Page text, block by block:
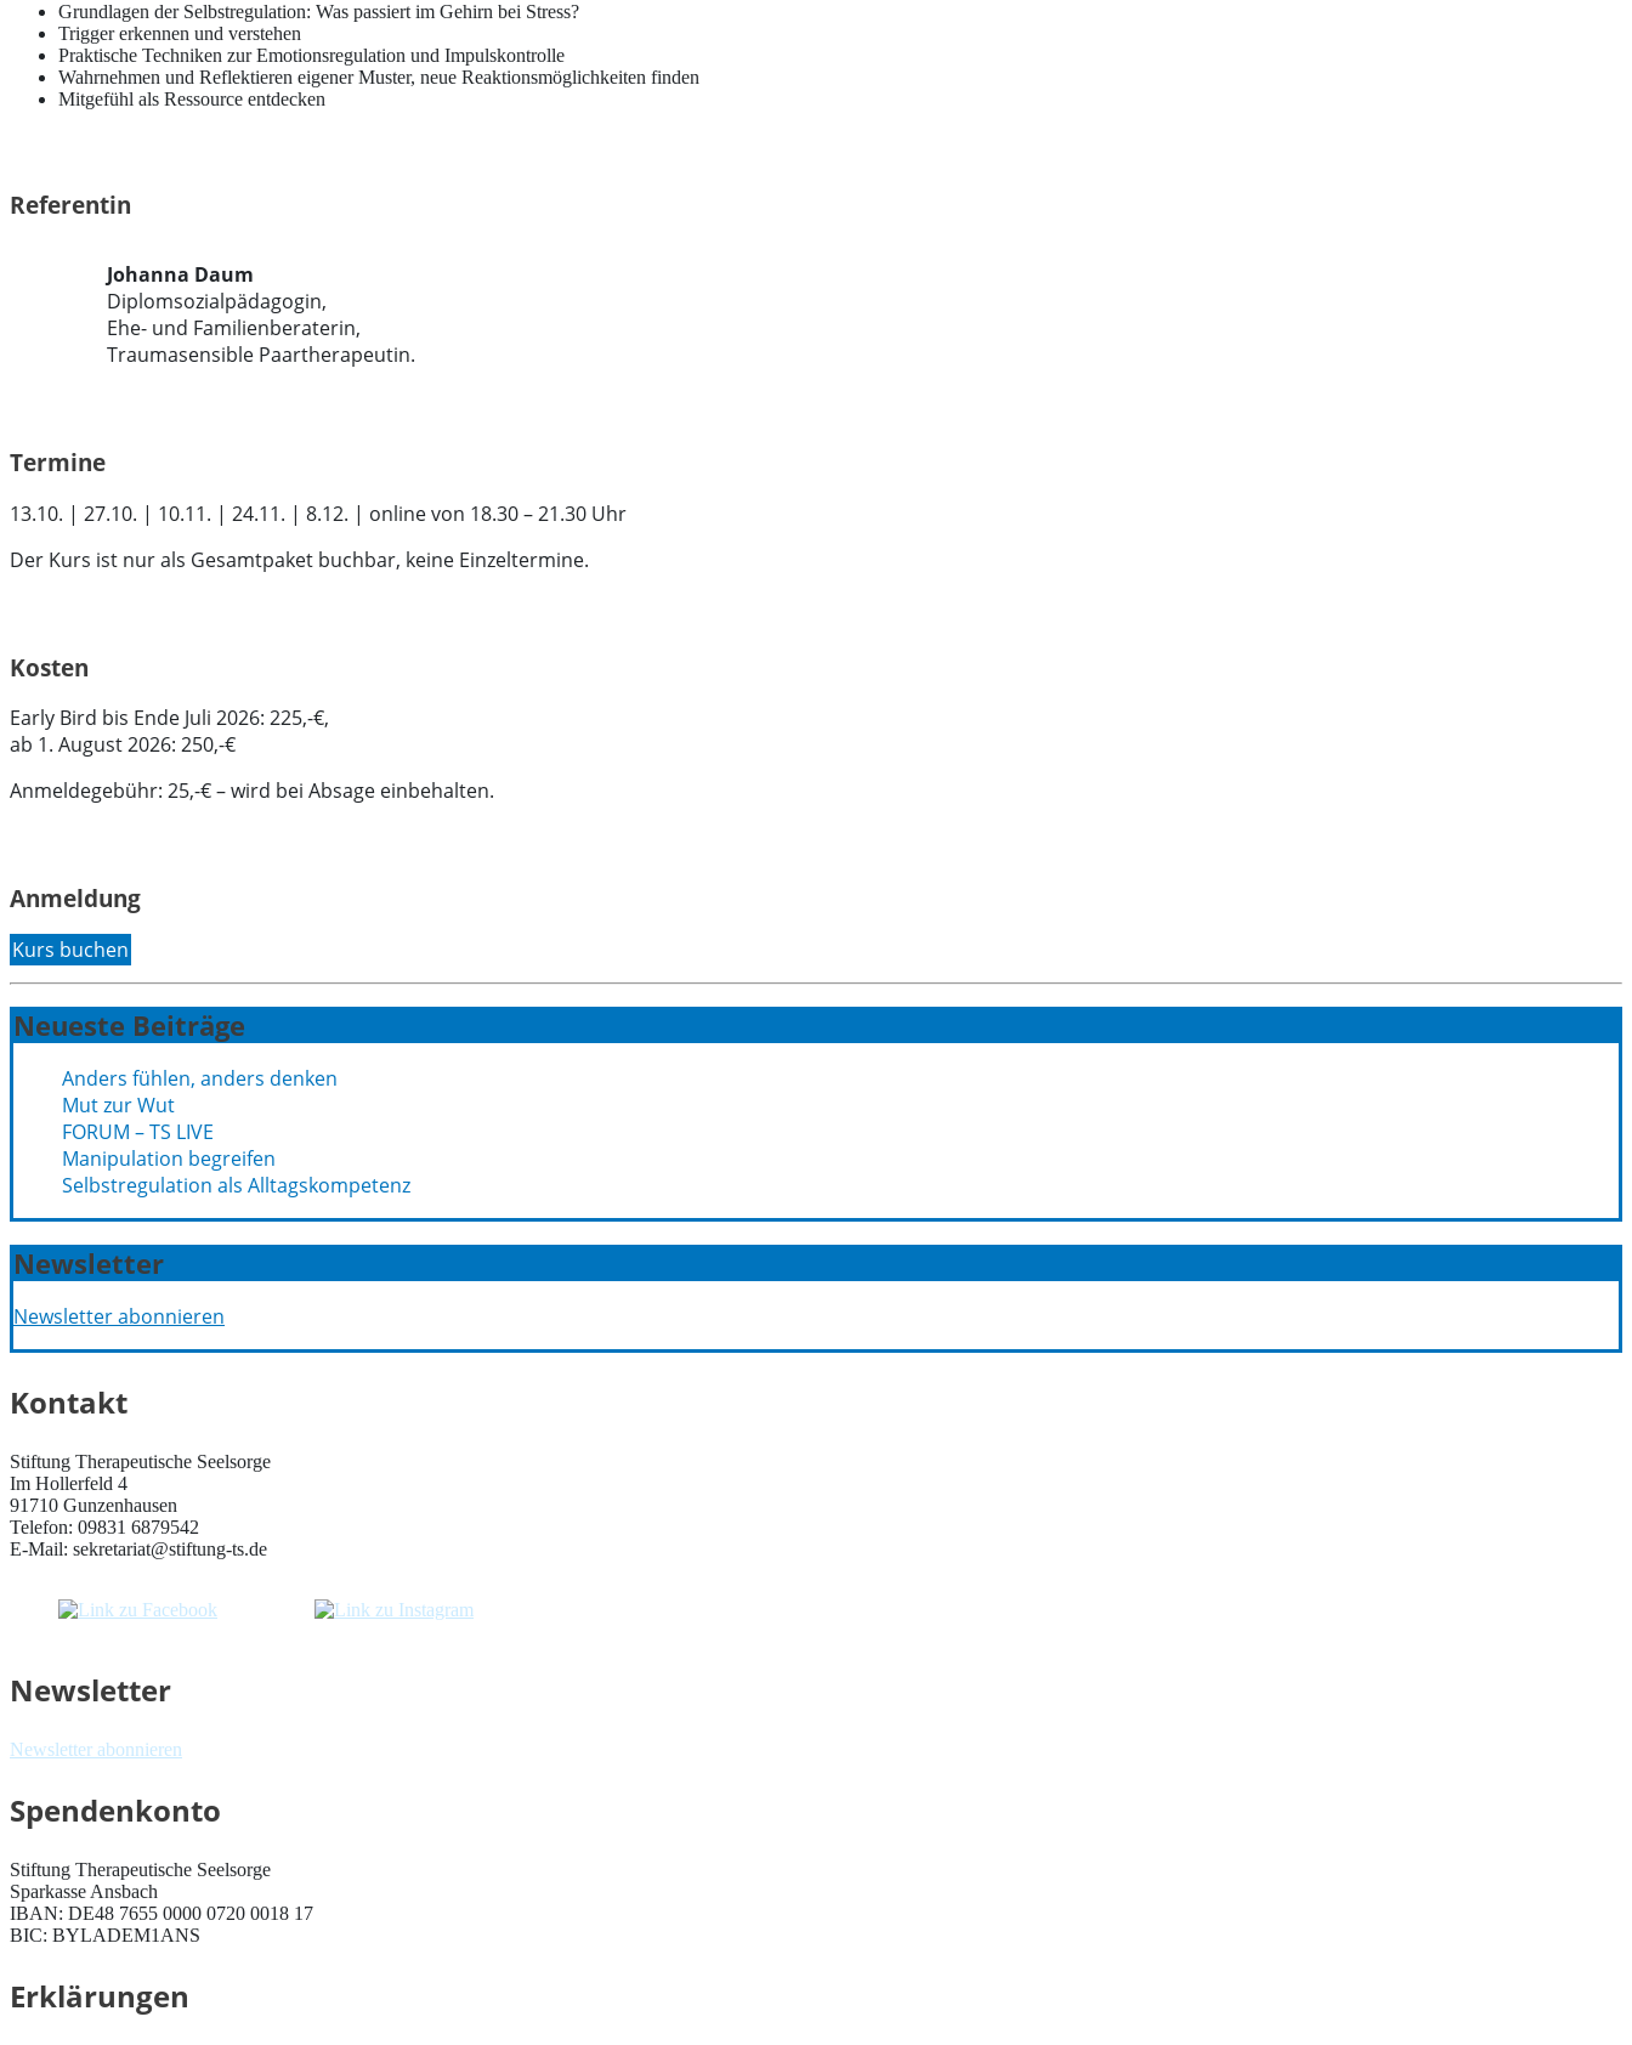
Grundlagen der Selbstregulation: Was passiert im Gehirn bei Stress?
Trigger erkennen und verstehen
Praktische Techniken zur Emotionsregulation und Impulskontrolle
Wahrnehmen und Reflektieren eigener Muster, neue Reaktionsmöglichkeiten finden
Mitgefühl als Ressource entdecken
Referentin
Johanna Daum
Diplomsozialpädagogin,
Ehe- und Familienberaterin,
Traumasensible Paartherapeutin.
Termine
13.10. | 27.10. | 10.11. | 24.11. | 8.12. | online von 18.30 – 21.30 Uhr
Der Kurs ist nur als Gesamtpaket buchbar, keine Einzeltermine.
Kosten
Early Bird bis Ende Juli 2026: 225,-€,
ab 1. August 2026: 250,-€
Anmeldegebühr: 25,-€ – wird bei Absage einbehalten.
Anmeldung
Kurs buchen
Neueste Beiträge
Anders fühlen, anders denken
Mut zur Wut
FORUM – TS LIVE
Manipulation begreifen
Selbstregulation als Alltagskompetenz
Newsletter
Newsletter abonnieren
Kontakt
Stiftung Therapeutische Seelsorge
Im Hollerfeld 4
91710 Gunzenhausen
Telefon: 09831 6879542
E-Mail: sekretariat@stiftung-ts.de
Newsletter
Newsletter abonnieren
Spendenkonto
Stiftung Therapeutische Seelsorge
Sparkasse Ansbach
IBAN: DE48 7655 0000 0720 0018 17
BIC: BYLADEM1ANS
Erklärungen